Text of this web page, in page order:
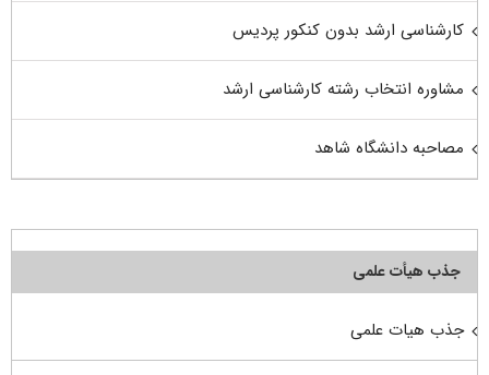
کارشناسی ارشد بدون کنکور پردیس
مشاوره انتخاب رشته کارشناسی ارشد
مصاحبه دانشگاه شاهد
جذب هیأت علمی
جذب هیات علمی